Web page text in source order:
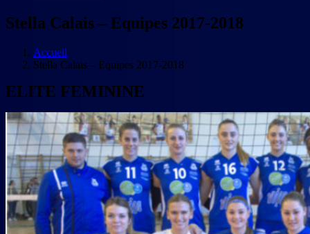
Stella Calais – Equipes 2017-2018
Accueil
Stella Calais – Equipes 2017-2018
ELITE FEMININE